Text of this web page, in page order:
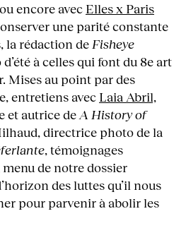
encore avec Elles x Paris
une parité constante
la rédaction de Fisheye
à celles qui font du 8e art
Mises au point par des
entretiens avec Laia Abril,
et autrice de A History of
directrice photo de la
, témoignages
de notre dossier
des luttes qu’il nous
pour parvenir à abolir les